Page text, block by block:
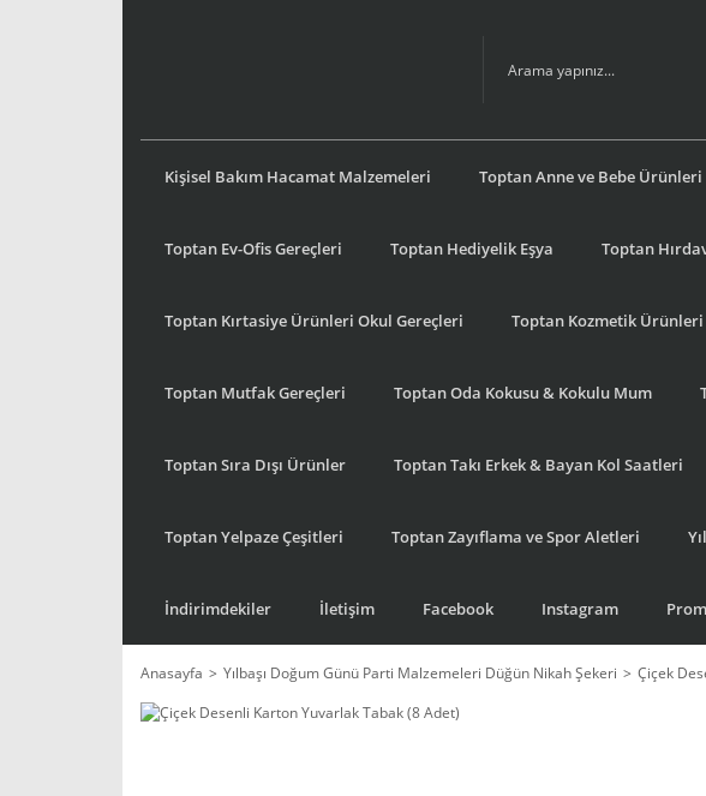
Kişisel Bakım Hacamat Malzemeleri Toptan Anne ve Bebe Ürünleri
Toptan Ev-Ofis Gereçleri Toptan Hediyelik Eşya Toptan
Toptan Kırtasiye Ürünleri Okul Gereçleri Toptan Kozmetik Ürünleri
Toptan Mutfak Gereçleri Toptan Oda Kokusu & Kokulu Mum
Toptan Sıra Dışı Ürünler Toptan Takı Erkek & Bayan Kol Saatleri
Toptan Yelpaze Çeşitleri Toptan Zayıflama ve Spor Aletleri
İndirimdekiler İletişim Facebook Instagram
Anasayfa Yılbaşı Doğum Günü Parti Malzemeleri Düğün Nikah Şekeri Çiçek